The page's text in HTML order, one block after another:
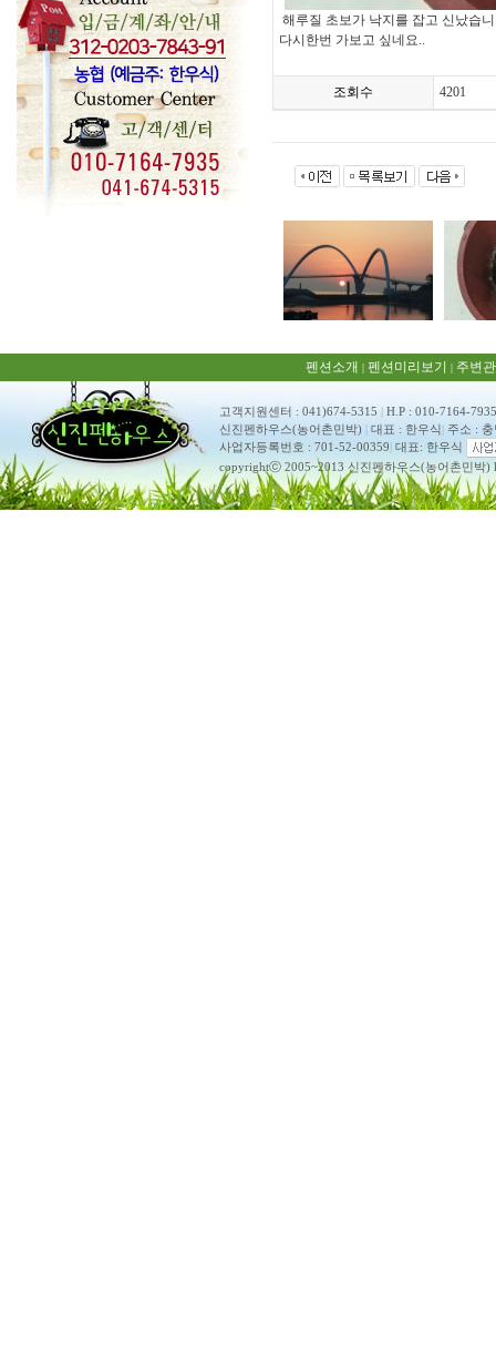
해루질 초보가 낙지를 잡고 신났습
다시한번 가보고 싶네요..
조회수 4201
펜션소개 | 펜션미리보기 | 주변
고객지원센터 : 041)674-5315 | H.P : 010-7164-7935
신진펜하우스(농어촌민박) | 대표 : 한우식| 주소 :
사업자등록번호 : 701-52-00359 대표: 한우식
copyrightⓒ 2005~2013 신진펜하우스(농어촌민박)